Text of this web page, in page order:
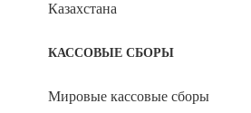
Казахстана
КАССОВЫЕ СБОРЫ
Мировые кассовые сборы